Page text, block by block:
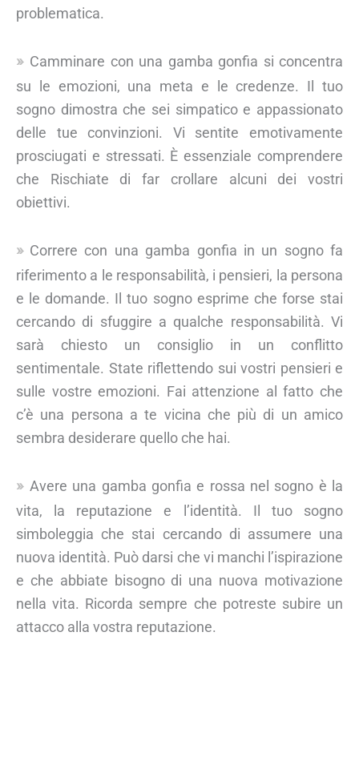
problematica.
Camminare con una gamba gonfia si concentra
su le emozioni, una meta e le credenze. Il tuo
sogno dimostra che sei simpatico e appassionato
delle tue convinzioni. Vi sentite emotivamente
prosciugati e stressati. È essenziale comprendere
che Rischiate di far crollare alcuni dei vostri
obiettivi.
Correre con una gamba gonfia in un sogno fa
riferimento a le responsabilità, i pensieri, la persona
e le domande. Il tuo sogno esprime che forse stai
cercando di sfuggire a qualche responsabilità. Vi
sarà chiesto un consiglio in un conflitto
sentimentale. State riflettendo sui vostri pensieri e
sulle vostre emozioni. Fai attenzione al fatto che
c’è una persona a te vicina che più di un amico
sembra desiderare quello che hai.
Avere una gamba gonfia e rossa nel sogno è la
vita, la reputazione e l’identità. Il tuo sogno
simboleggia che stai cercando di assumere una
nuova identità. Può darsi che vi manchi l’ispirazione
e che abbiate bisogno di una nuova motivazione
nella vita. Ricorda sempre che potreste subire un
attacco alla vostra reputazione.